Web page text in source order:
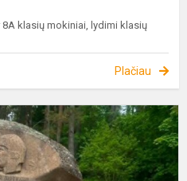
klasių mokiniai, lydimi klasių
Plačiau